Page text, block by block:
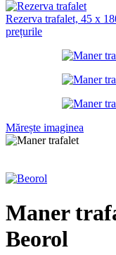
Rezerva trafalet, 45 x
prețurile
Mărește imaginea
Maner
Beorol